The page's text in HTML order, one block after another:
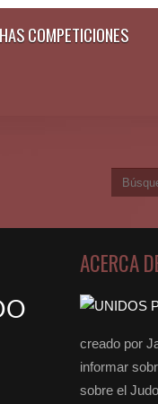
COMPETICIONES
ACERCA
creado por
informar
sobre el